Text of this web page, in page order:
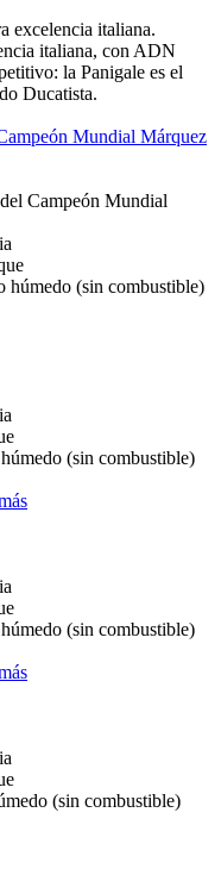
excelencia italiana.
italiana, con ADN
la Panigale es el
Ducatista.
Mundial Márquez
Campeón Mundial
húmedo (sin combustible)
(sin combustible)
(sin combustible)
(sin combustible)